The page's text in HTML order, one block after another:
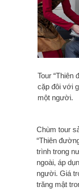
Tour “Thiên
cặp đôi với
một người.
Chùm tour
“Thiên
trình trong
ngoài, áp
người. Giá
trăng mật